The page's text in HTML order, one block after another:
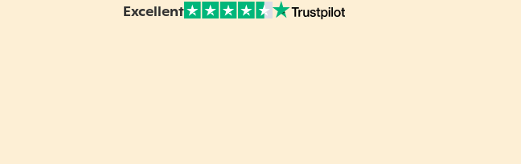
Note sur Avis vérifiés :
Excellent